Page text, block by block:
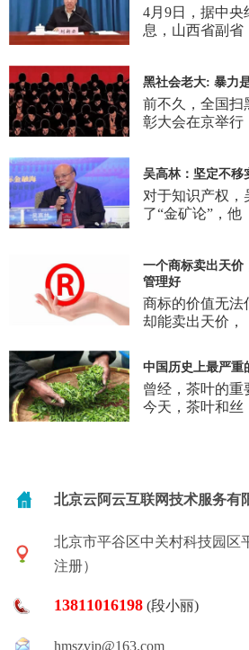
4月9日，据中央
息，山西省副省
黑社会老大: 暴力
前不久，全国扫
彰大会在京举行
吴高林：坚定不移
对于知识产权，
了“金矿论”，他
一个商标卖出天价
管理好
商标的价值无法
却能卖出天价，
中国历史上最严重
曾经，茶叶的重
今天，茶叶和丝
北京云阿云互联网技术服务有
北京市平谷区中关村科技园区
注册）
13811016198 (段小丽)
hmszvip@163.com